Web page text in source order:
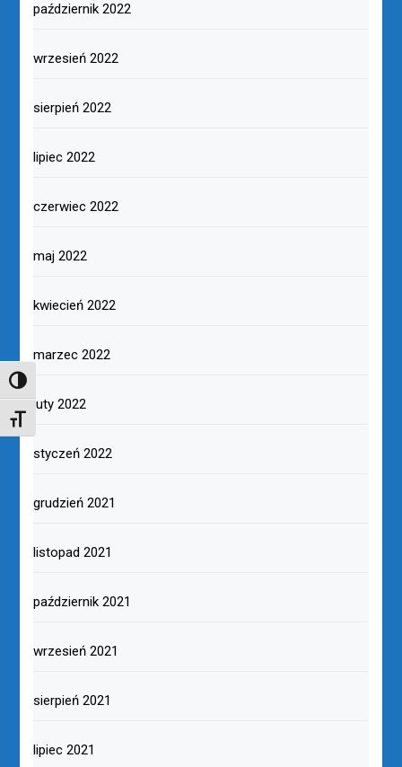
TOGGLE HIGH CONTRAST
TOGGLE FONT SIZE
październik 2022
wrzesień 2022
sierpień 2022
lipiec 2022
czerwiec 2022
maj 2022
kwiecień 2022
marzec 2022
luty 2022
styczeń 2022
grudzień 2021
listopad 2021
październik 2021
wrzesień 2021
sierpień 2021
lipiec 2021